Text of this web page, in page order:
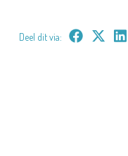
Deel dit via: